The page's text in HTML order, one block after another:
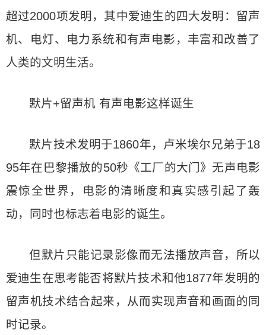
超过2000项发明，其中爱迪生的四大发明：留声
机、电灯、电力系统和有声电影，丰富和改善了
人类的文明生活。
默片+留声机 有声电影这样诞生
默片技术发明于1860年，卢米埃尔兄弟于18
95年在巴黎播放的50秒《工厂的大门》无声电影
震惊全世界，电影的清晰度和真实感引起了轰
动，同时也标志着电影的诞生。
但默片只能记录影像而无法播放声音，所以
爱迪生在思考能否将默片技术和他1877年发明的
留声机技术结合起来，从而实现声音和画面的同
时记录。